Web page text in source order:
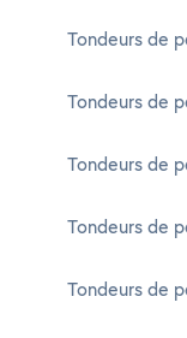
Tondeurs de
Tondeurs de
Tondeurs de
Tondeurs de
Tondeurs de